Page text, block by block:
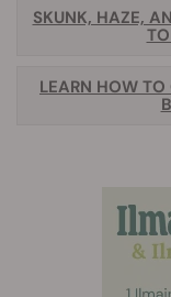
SKUNK, HAZE,
LEARN HOW